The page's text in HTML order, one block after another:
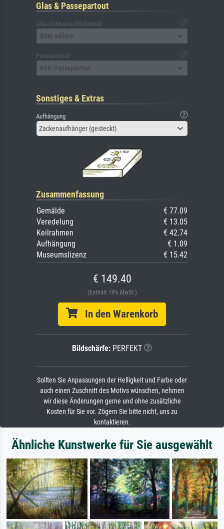
Glas & Passepartout
Glas (inklusive Rückwand)
Bitte wählen
Passepartout
Kein Passepartout
Sonstiges & Extras
Aufhängung
Zackenaufhänger (gesteckt)
Zusammenfassung
Gemälde
€ 77.09
Veredelung
€ 13.05
Keilrahmen
€ 42.74
Aufhängung
€ 1.09
Museumslizenz
€ 15.42
€ 149.40
(Enthält 19% MwSt.)
In den Warenkorb
Bildschärfe: PERFEKT
Sollten Sie Anpassungen der Helligkeit und Farbe oder
auch einen Zuschnitt des Motivs wünschen, nehmen
wir diese Änderungen gerne und ohne zusätzliche
Kosten für Sie vor. Zögern Sie bitte nicht, uns zu
kontaktieren.
Ähnliche Kunstwerke für Sie ausgewählt